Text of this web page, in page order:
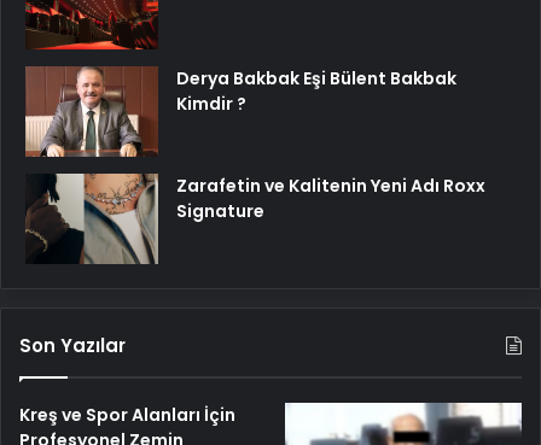
Derya Bakbak Eşi Bülent Bakbak
Kimdir ?
Zarafetin ve Kalitenin Yeni Adı Roxx
Signature
Son Yazılar
Kreş ve Spor Alanları İçin
Profesyonel Zemin